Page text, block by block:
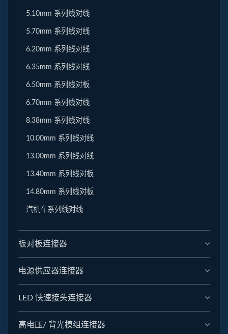
5.10mm 系列线对线
5.70mm 系列线对线
6.20mm 系列线对线
6.35mm 系列线对线
6.50mm 系列线对板
6.70mm 系列线对线
8.38mm 系列线对线
10.00mm 系列线对线
13.00mm 系列线对线
13.40mm 系列线对板
14.80mm 系列线对板
汽机车系列线对线
板对板连接器
电源供应器连接器
LED 快速接头连接器
高电压/ 背光模组连接器